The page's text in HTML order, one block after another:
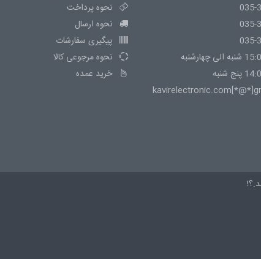
035-
035-
035-
نحوه پرداخت
نحوه ارسال
پیگیری سفارشات
نحوه مرجوعی کالا
خرید عمده